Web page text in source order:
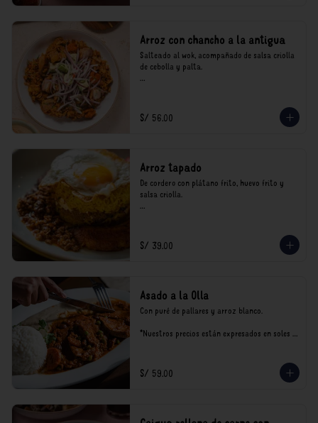
Arroz con chancho a la antigua
Salteado al wok, acompañado de salsa criolla
de cebolla y palta.
consumo.
S/ 56.00
Arroz tapado
De cordero con plátano frito, huevo frito y
salsa criolla.
consumo.
S/ 39.00
Asado a la Olla
Con puré de pallares y arroz blanco.
*Nuestros precios están expresados en soles e
S/ 59.00